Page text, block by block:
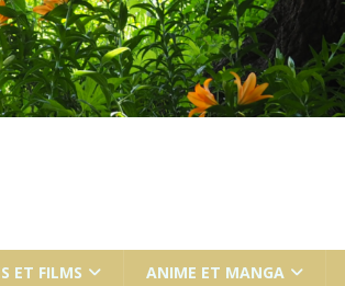
ET FILMS ANIME ET MANGA